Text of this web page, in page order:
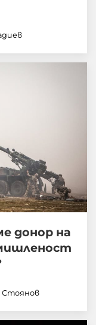
донор на